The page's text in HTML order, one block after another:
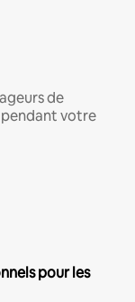
de
votre
pour les